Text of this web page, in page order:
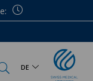
DE